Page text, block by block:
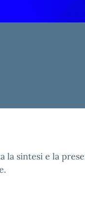
la sintesi e la